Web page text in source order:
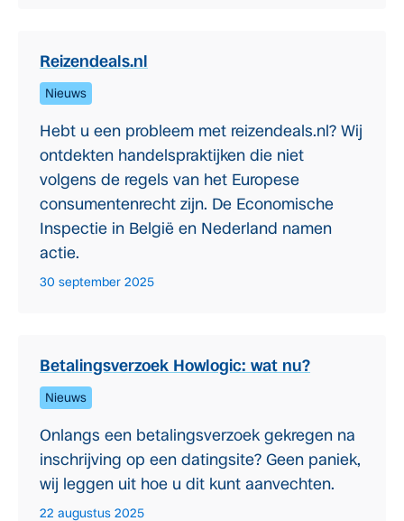
Reizendeals.nl
Nieuws
Hebt u een probleem met reizendeals.nl? Wij
ontdekten handelspraktijken die niet
volgens de regels van het Europese
consumentenrecht zijn. De Economische
Inspectie in België en Nederland namen
actie.
30 september 2025
Betalingsverzoek Howlogic: wat nu?
Nieuws
Onlangs een betalingsverzoek gekregen na
inschrijving op een datingsite? Geen paniek,
wij leggen uit hoe u dit kunt aanvechten.
22 augustus 2025